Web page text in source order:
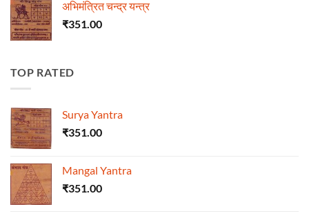
अभिमंत्रित चन्द्र यन्त्र
₹351.00
TOP RATED
Surya Yantra
₹351.00
Mangal Yantra
₹351.00